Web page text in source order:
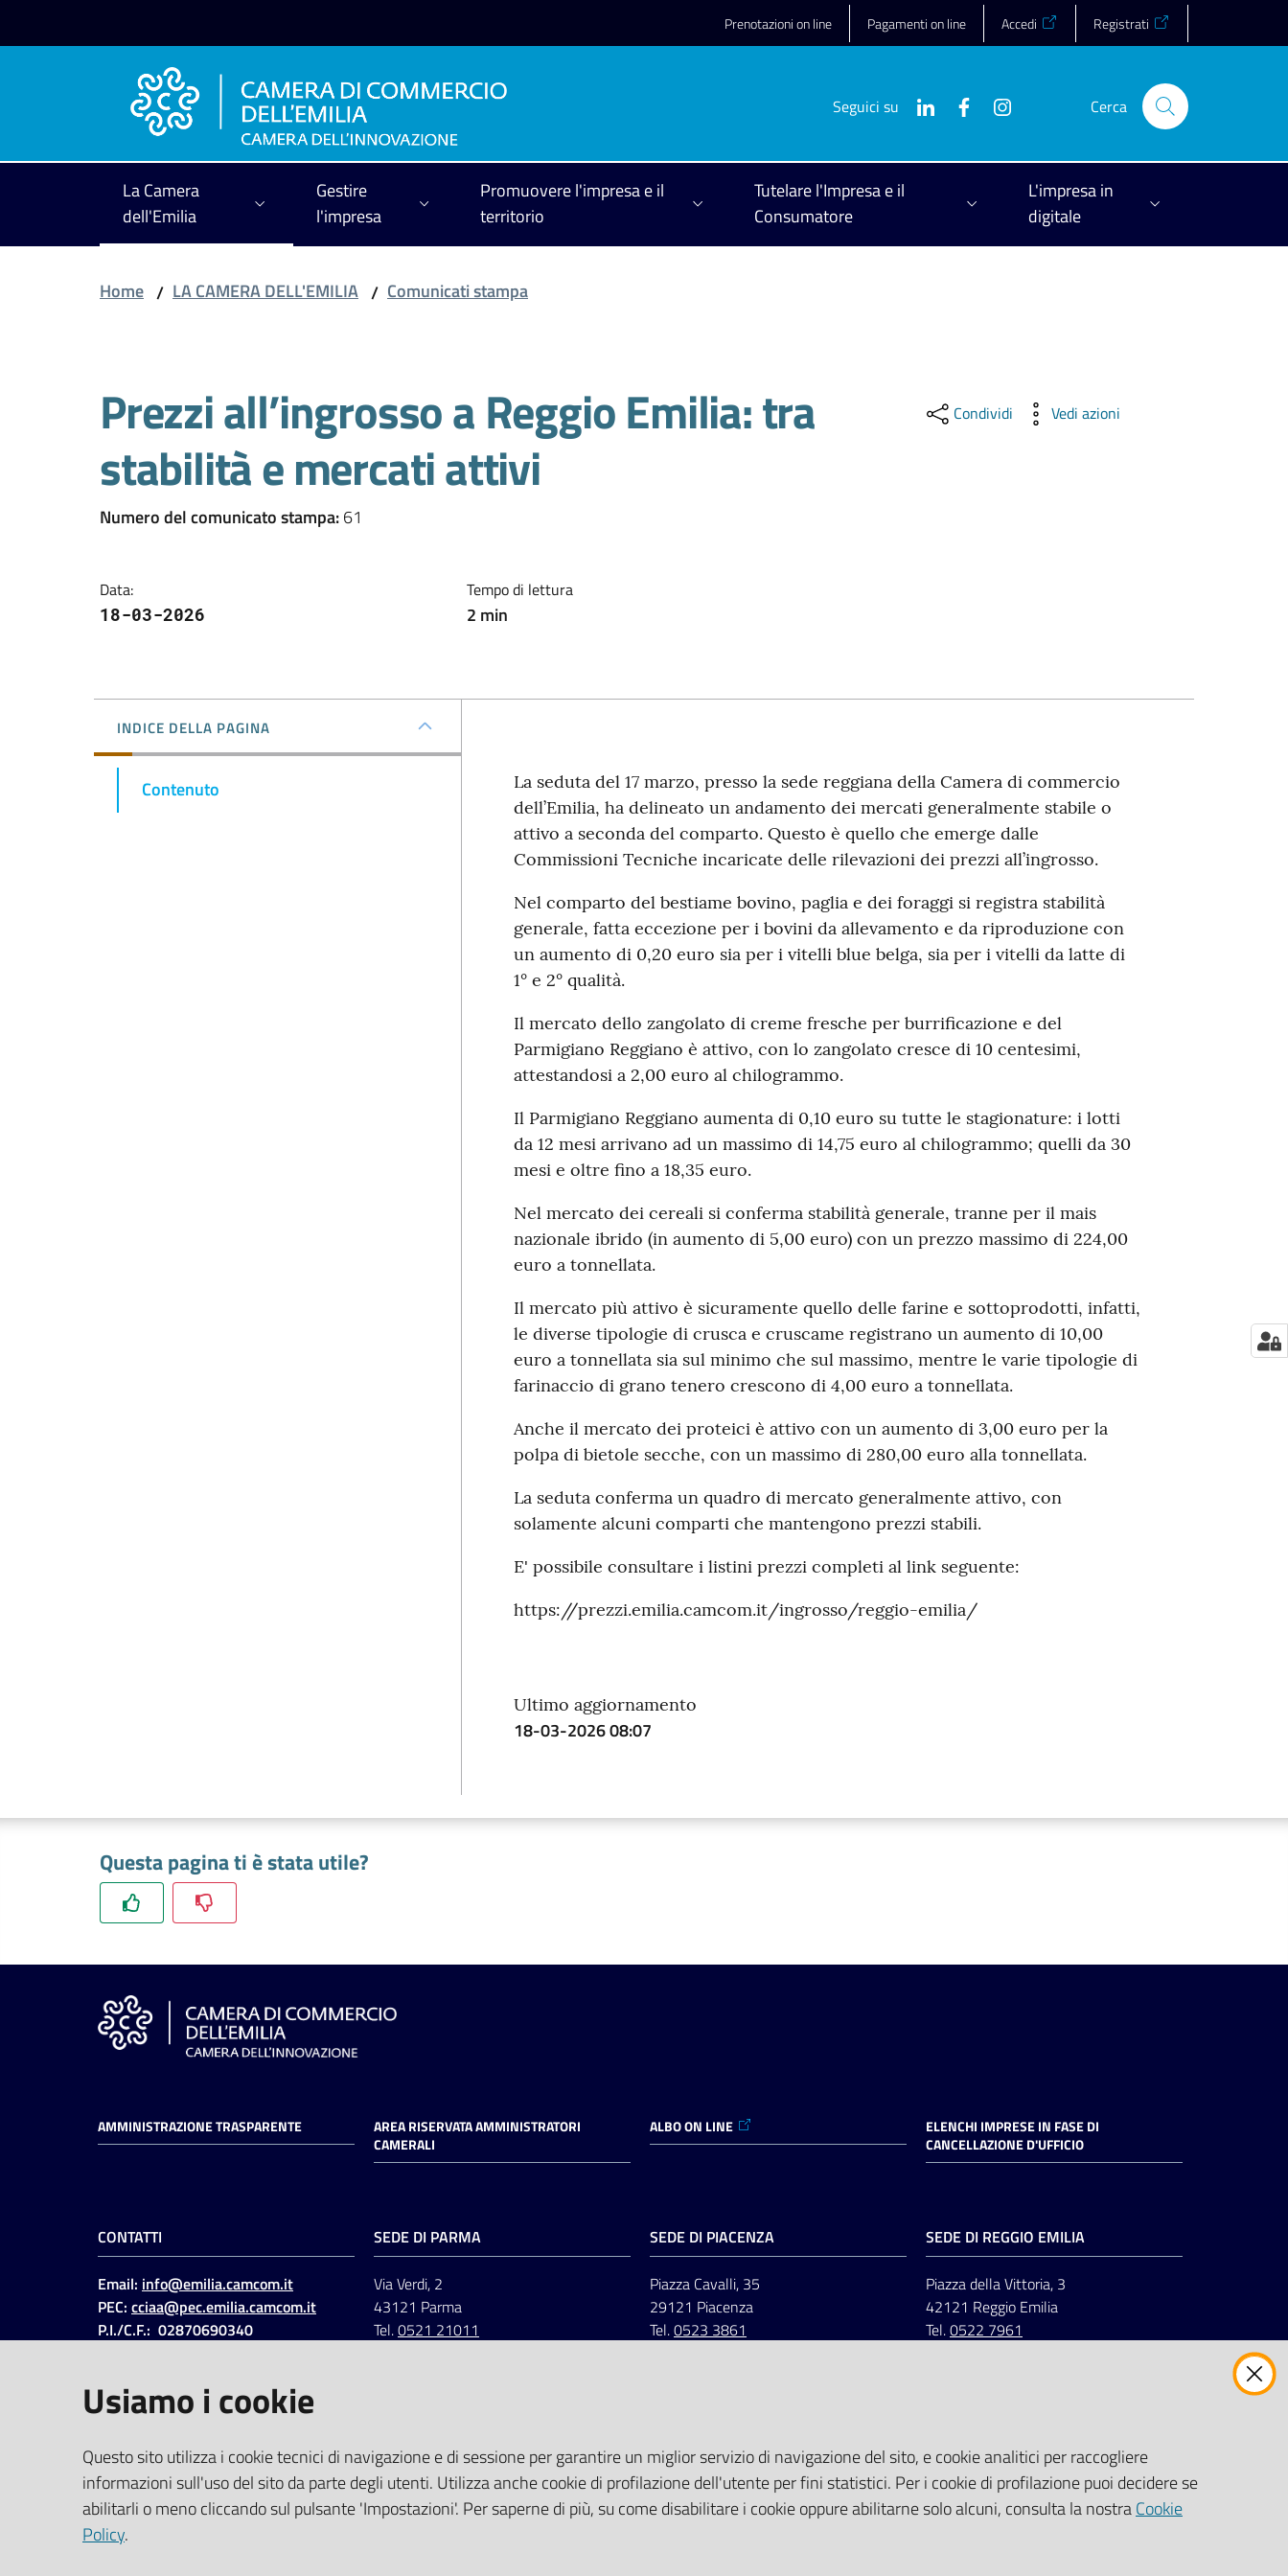
Prenotazioni on line Pagamenti on line Accedi Registrati
Seguici su Cerca
La Camera
dell'Emilia
Gestire
l'impresa
Promuovere l'impresa e il
territorio
Tutelare l'Impresa e il
Consumatore
L'impresa in
digitale
Home / LA CAMERA DELL'EMILIA / Comunicati stampa
Prezzi all’ingrosso a Reggio Emilia: tra
stabilità e mercati attivi
Numero del comunicato stampa:61
Data:
18-03-2026
Tempo di lettura
2 min
Condividi Vedi azioni
INDICE DELLA PAGINA
Contenuto
La seduta del 17 marzo, presso la sede reggiana della Camera di commercio
dell’Emilia, ha delineato un andamento dei mercati generalmente stabile o
attivo a seconda del comparto. Questo è quello che emerge dalle
Commissioni Tecniche incaricate delle rilevazioni dei prezzi all’ingrosso.
Nel comparto del bestiame bovino, paglia e dei foraggi si registra stabilità
generale, fatta eccezione per i bovini da allevamento e da riproduzione con
un aumento di 0,20 euro sia per i vitelli blue belga, sia per i vitelli da latte di
1° e 2° qualità.
Il mercato dello zangolato di creme fresche per burrificazione e del
Parmigiano Reggiano è attivo, con lo zangolato cresce di 10 centesimi,
attestandosi a 2,00 euro al chilogrammo.
Il Parmigiano Reggiano aumenta di 0,10 euro su tutte le stagionature: i lotti
da 12 mesi arrivano ad un massimo di 14,75 euro al chilogrammo; quelli da 30
mesi e oltre fino a 18,35 euro.
Nel mercato dei cereali si conferma stabilità generale, tranne per il mais
nazionale ibrido (in aumento di 5,00 euro) con un prezzo massimo di 224,00
euro a tonnellata.
Il mercato più attivo è sicuramente quello delle farine e sottoprodotti, infatti,
le diverse tipologie di crusca e cruscame registrano un aumento di 10,00
euro a tonnellata sia sul minimo che sul massimo, mentre le varie tipologie di
farinaccio di grano tenero crescono di 4,00 euro a tonnellata.
Anche il mercato dei proteici è attivo con un aumento di 3,00 euro per la
polpa di bietole secche, con un massimo di 280,00 euro alla tonnellata.
La seduta conferma un quadro di mercato generalmente attivo, con
solamente alcuni comparti che mantengono prezzi stabili.
E' possibile consultare i listini prezzi completi al link seguente:
https://prezzi.emilia.camcom.it/ingrosso/reggio-emilia/
Ultimo aggiornamento
18-03-2026 08:07
Questa pagina ti è stata utile?
AMMINISTRAZIONE TRASPARENTE
AREA RISERVATA AMMINISTRATORI
CAMERALI
ALBO ON LINE
ELENCHI IMPRESE IN FASE DI
CANCELLAZIONE D'UFFICIO
CONTATTI
Email: info@emilia.camcom.it
PEC: cciaa@pec.emilia.camcom.it
P.I./C.F.: 02870690340
Codice IPA: ccem
SEDE DI PARMA
Via Verdi, 2
43121 Parma
Tel.0521 21011
SEDE DI PIACENZA
Piazza Cavalli, 35
29121 Piacenza
Tel.0523 3861
SEDE DI REGGIO EMILIA
Piazza della Vittoria, 3
42121 Reggio Emilia
Tel.0522 7961
SOCIAL
LinkedinFacebookInstagram
Usiamo i cookie
Questo sito utilizza i cookie tecnici di navigazione e di sessione per garantire un miglior servizio di navigazione del sito, e cookie analitici per raccogliere
informazioni sull'uso del sito da parte degli utenti. Utilizza anche cookie di profilazione dell'utente per fini statistici. Per i cookie di profilazione puoi decidere se
abilitarli o meno cliccando sul pulsante 'Impostazioni'. Per saperne di più, su come disabilitare i cookie oppure abilitarne solo alcuni, consulta la nostraCookie
Policy.